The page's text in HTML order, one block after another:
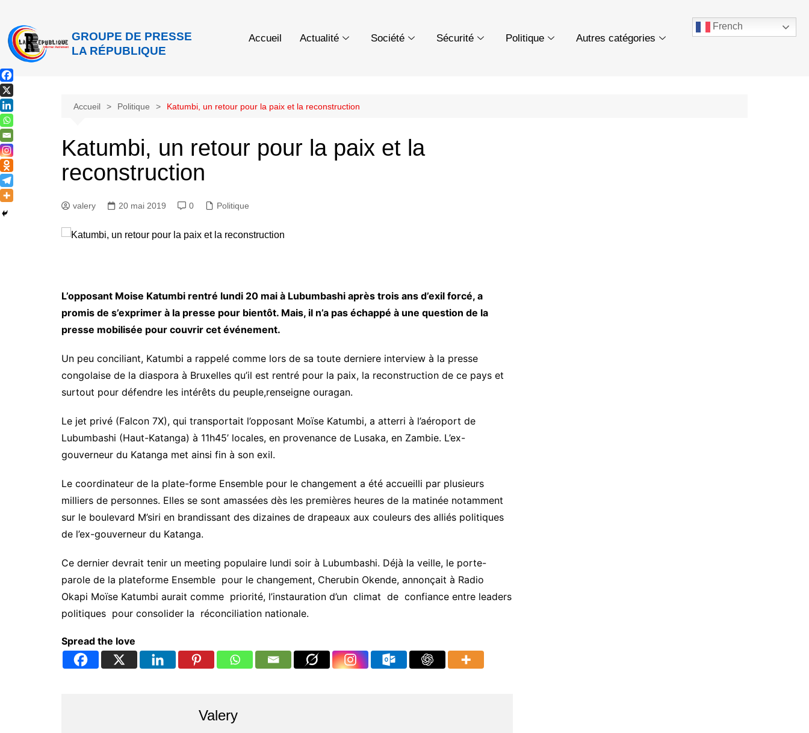
GROUPE DE PRESSE
LA RÉPUBLIQUE
Accueil Actualité Société Sécurité Politique Autres catégories
French
Accueil Politique Katumbi, un retour pour la paix et la reconstruction
Katumbi, un retour pour la paix et la
reconstruction
valery 20 mai 2019 0 Politique
L’opposant Moise Katumbi rentré lundi 20 mai à Lubumbashi après trois ans d’exil forcé, a
promis de s’exprimer à la presse pour bientôt. Mais, il n’a pas échappé à une question de la
presse mobilisée pour couvrir cet événement.
Un peu conciliant, Katumbi a rappelé comme lors de sa toute derniere interview à la presse
congolaise de la diaspora à Bruxelles qu’il est rentré pour la paix, la reconstruction de ce pays et
surtout pour défendre les intérêts du peuple,renseigne ouragan.
Le jet privé (Falcon 7X), qui transportait l’opposant Moïse Katumbi, a atterri à l’aéroport de
Lubumbashi (Haut-Katanga) à 11h45’ locales, en provenance de Lusaka, en Zambie. L’ex-
gouverneur du Katanga met ainsi fin à son exil.
Le coordinateur de la plate-forme Ensemble pour le changement a été accueilli par plusieurs
milliers de personnes. Elles se sont amassées dès les premières heures de la matinée notamment
sur le boulevard M’siri en brandissant des dizaines de drapeaux aux couleurs des alliés politiques
de l’ex-gouverneur du Katanga.
Ce dernier devrait tenir un meeting populaire lundi soir à Lubumbashi. Déjà la veille, le porte-
parole de la plateforme Ensemble pour le changement, Cherubin Okende, annonçait à Radio
Okapi Moïse Katumbi aurait comme priorité, l’instauration d’un climat de confiance entre leaders
politiques pour consolider la réconciliation nationale.
Spread the love
Valery